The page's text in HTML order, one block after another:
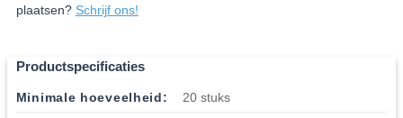
plaatsen? Schrijf ons!
Productspecificaties
Minimale hoeveelheid:
20 stuks